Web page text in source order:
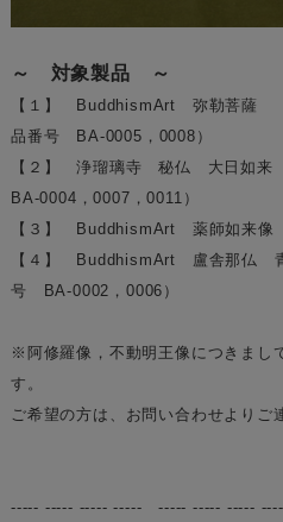
～ 対象製品 ～
【１】 BuddhismArt 弥勒菩薩
品番号 BA-0005，0008）
【２】 浄瑠璃寺 秘仏 大日如
BA-0004，0007，0011）
【３】 BuddhismArt 薬師如来
【４】 BuddhismArt 盧舎那仏
号 BA-0002，0006）
※阿修羅像，不動明王像につきまし
す。
ご希望の方は、お問い合わせよりご
----- ----- ----- ----- ----- ----- -----